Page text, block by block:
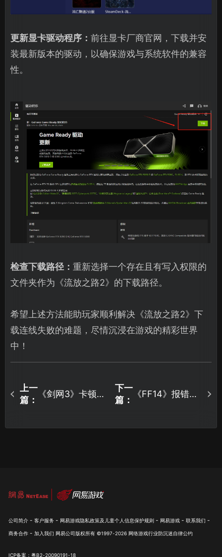
更新显卡驱动程序： 前往显卡厂商官网，下载并安
装最新版本的驱动，以确保游戏与系统软件的兼容
性。
检查下载路径： 重新选择一个存在且有写入权限的
文件夹作为《流放之路2》的下载路径。
希望上述方法能助玩家顺利解决《流放之路2》下
载连线失败的难题，尽情沉浸在游戏的精彩世界
中！
上一
篇：
《剑网3》卡顿怎
下一
篇：
《FF14》报错
难题！
公司简介 - 客户服务 - 网易游戏隐私政策及儿童个人信息保护规则 - 网易游戏 - 联系我们 -
商务合作 - 加入我们 网易公司版权所有 ©1997-2026 网络游戏行业防沉迷自律公约
ICP备案：粤B2-20090191-18